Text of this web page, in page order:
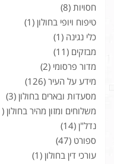
חסויות (8)
טיפוח ויופי בחולון (1)
כלי נגינה (1)
מבזקים (11)
מדור פרסומי (2)
מידע על העיר (126)
מסעדות ובארים בחולון (3)
משלוחים ומזון מהיר בחולון (1)
נדל"ן (14)
ספורט (47)
עורכי דין בחולון (1)